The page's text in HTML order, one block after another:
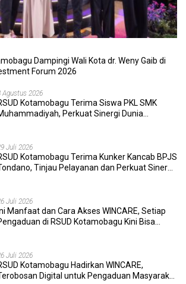
Dampingi Wali Kota dr. Weny Gaib di
Forum 2026
Agustus 2026
Kotamobagu Terima Siswa PKL SMK
Perkuat Sinergi Dunia
Juli 2026
Kotamobagu Terima Kunker Kancab BPJS
Tinjau Pelayanan dan Perkuat Sinergi
Juli 2026
Manfaat dan Cara Akses WINCARE, Setiap
di RSUD Kotamobagu Kini Bisa
Juli 2026
Kotamobagu Hadirkan WINCARE,
Digital untuk Pengaduan Masyarakat